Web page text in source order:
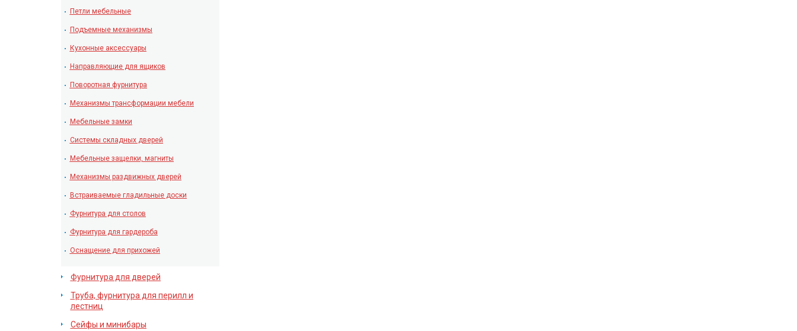
Петли мебельные
Подъемные механизмы
Кухонные аксессуары
Направляющие для ящиков
Поворотная фурнитура
Механизмы трансформации мебели
Мебельные замки
Системы складных дверей
Мебельные защелки, магниты
Механизмы раздвижных дверей
Встраиваемые гладильные доски
Фурнитура для столов
Фурнитура для гардероба
Оснащение для прихожей
Фурнитура для дверей
Труба, фурнитура для перилл и
лестниц
Сейфы и минибары